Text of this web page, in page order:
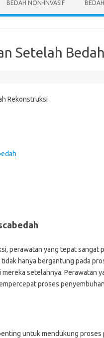
BEDAH NON-INVASIF
Setelah
perawatan yang tepat sangat
hanya bergantung pada
setelahnya. Perawatan
proses
untuk mendukung